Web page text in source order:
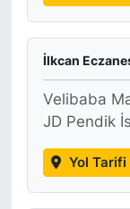
İlkcan
Velibaba
JD Pendik
Yol Tarifi